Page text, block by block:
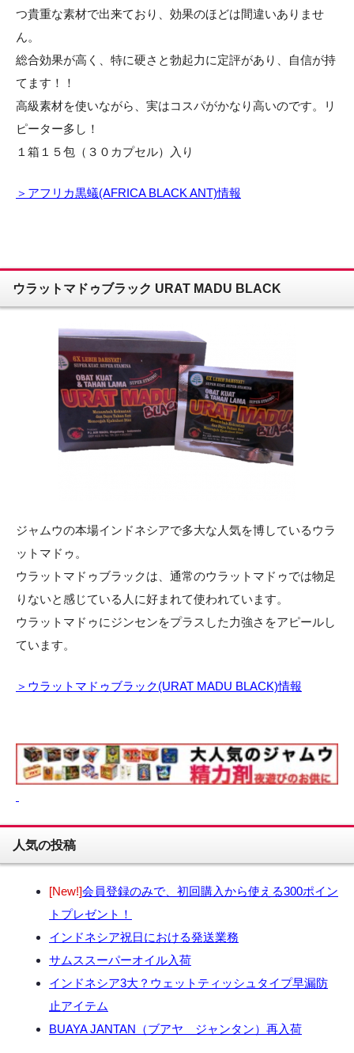
つ貴重な素材で出来ており、効果のほどは間違いありませ
ん。
総合効果が高く、特に硬さと勃起力に定評があり、自信が持
てます！！
高級素材を使いながら、実はコスパがかなり高いのです。リ
ピーター多し！
１箱１５包（３０カプセル）入り
＞アフリカ黒蟻(AFRICA BLACK ANT)情報
ウラットマドゥブラック URAT MADU BLACK
ジャムウの本場インドネシアで多大な人気を博しているウラ
ットマドゥ。
ウラットマドゥブラックは、通常のウラットマドゥでは物足
りないと感じている人に好まれて使われています。
ウラットマドゥにジンセンをプラスした力強さをアピールし
ています。
＞ウラットマドゥブラック(URAT MADU BLACK)情報
人気の投稿
[New!]会員登録のみで、初回購入から使える300ポイン
トプレゼント！
インドネシア祝日における発送業務
サムススーパーオイル入荷
インドネシア3大？ウェットティッシュタイプ早漏防
止アイテム
BUAYA JANTAN（ブアヤ ジャンタン）再入荷